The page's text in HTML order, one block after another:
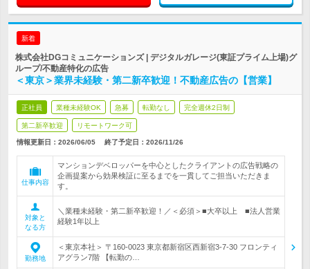
新着
株式会社DGコミュニケーションズ | デジタルガレージ(東証プライム上場)グ
ループ/不動産特化の広告
＜東京＞業界未経験・第二新卒歓迎！不動産広告の【営業】
正社員 業種未経験OK 急募 転勤なし 完全週休2日制
第二新卒歓迎 リモートワーク可
情報更新日：2026/06/05 終了予定日： 2026/11/26
仕事内容
マンションデベロッパーを中心としたクライアントの広告戦略の
企画提案から効果検証に至るまでを一貫してご担当いただきま
す。
対象と
なる方
＼業種未経験・第二新卒歓迎！／＜必須＞■大卒以上 ■法人営業
経験1年以上
勤務地
＜東京本社＞ 〒160-0023 東京都新宿区西新宿3-7-30 フロンティ
アグラン7階 【転勤の…